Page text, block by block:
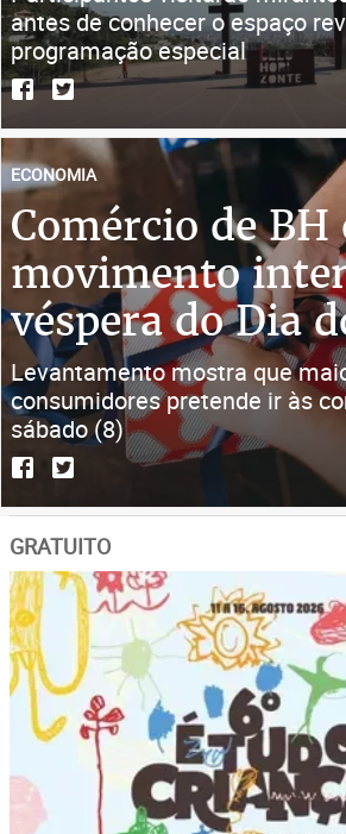
antes de conhecer o espaço
programação especial
ECONOMIA
Comércio de BH
movimento
véspera do Dia
Levantamento mostra que
consumidores pretende ir às
sábado (8)
GRATUITO